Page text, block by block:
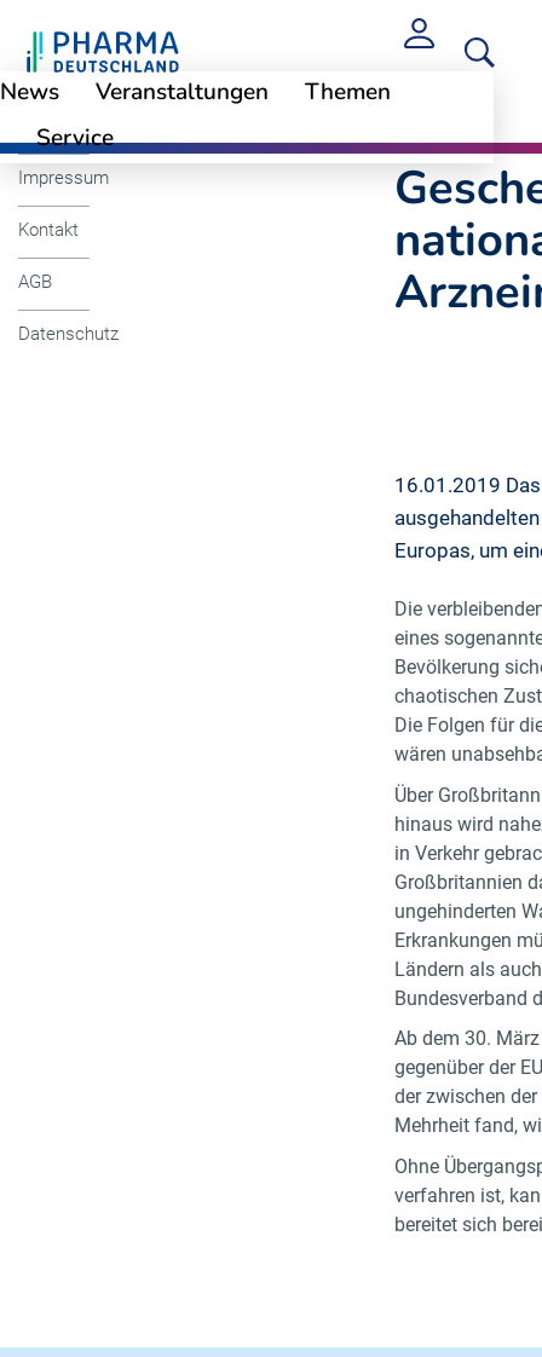
News Veranstaltungen
Themen
Service
Cookie-Einstellungen
Impressum
Kontakt
AGB
Datenschutz
16.01.2019
Europas, um
Die
eines
Bevölkerung
chaotischen
Die Folgen für
wären
Über
hinaus wird
in Verkehr
Großbritannien
ungehinderten
Erkrankungen
Ländern als
Bundesverband
Ab dem 30.
gegenüber der
der zwischen
Mehrheit fand,
Ohne
verfahren ist,
bereitet sich